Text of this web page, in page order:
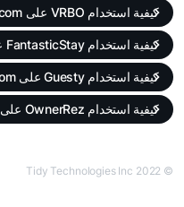
كيفية استخدام VRBO على Cleanster.com
كيفية استخدام FantasticStay على Cleanster.com
كيفية استخدام Guesty على Cleanster.com
كيفية استخدام OwnerRez على Cleanster.com
© Tidy Technologies Inc 2022